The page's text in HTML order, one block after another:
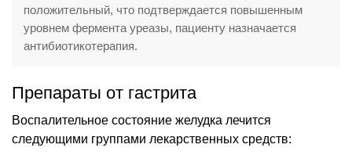
положительный, что подтверждается повышенным
уровнем фермента уреазы, пациенту назначается
антибиотикотерапия.
Препараты от гастрита
Воспалительное состояние желудка лечится
следующими группами лекарственных средств: